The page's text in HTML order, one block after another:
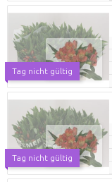
Tag nicht gültig
Tag nicht gültig